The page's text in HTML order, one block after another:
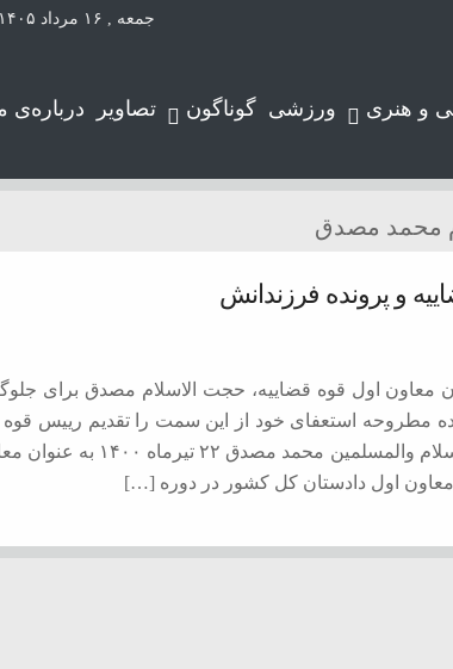
جمعه , ۱۶ مرداد ۱۴۰۵
و هنری ورزشی گوناگون تصاویر درباره‌ی
محمد مصدق
و پرونده فرزندانش
معاون اول قوه قضاییه، حجت الاسلام مصدق برای
مطروحه استعفای خود از این سمت را تقدیم رییس
به گزارش پرتو جنوب به نقل از ایسنا، حجت الاسلام
اول دادستان کل کشور در دوره […]